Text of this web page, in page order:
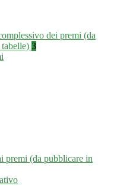
dei premi (da
3
premi (da pubblicare in